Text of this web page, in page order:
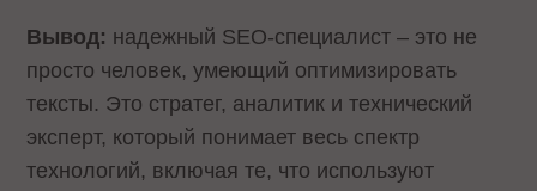
Вывод: надежный SEO-специалист – это не
просто человек, умеющий оптимизировать
тексты. Это стратег, аналитик и технический
эксперт, который понимает весь спектр
технологий, включая те, что используют